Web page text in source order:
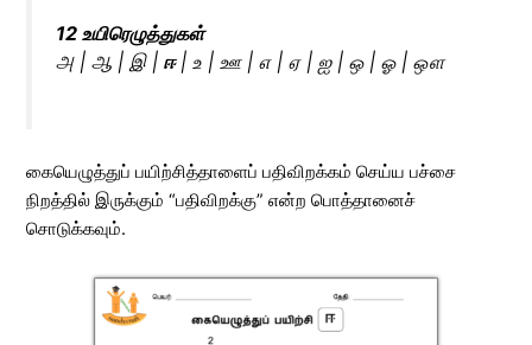
12 உயிரெழுத்துகள்
அ | ஆ | இ |ஈ| உ | ஊ | எ | ஏ | ஐ | ஒ | ஓ | ஔ
கையெழுத்துப் பயிற்சித்தாளைப் பதிவிறக்கம் செய்ய பச்சை
நிறத்தில் இருக்கும் “பதிவிறக்கு” என்ற பொத்தானைச்
சொடுக்கவும்.